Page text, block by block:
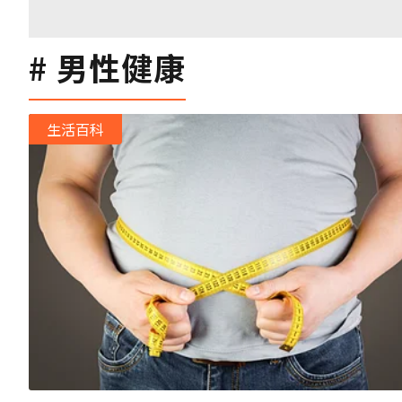
男性健康
生活百科